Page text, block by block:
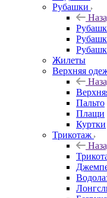
Рубашки
Жилеты
Верхняя
Пальто
Плащи
Куртки
Трикотаж